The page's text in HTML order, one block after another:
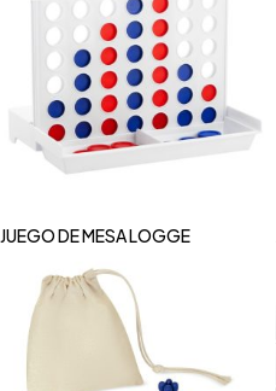
JUEGO DE MESA LOGGE